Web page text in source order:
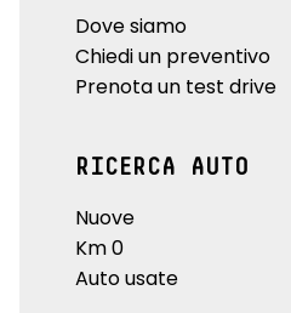
Dove siamo
Chiedi un preventivo
Prenota un test drive
RICERCA AUTO
Nuove
Km 0
Auto usate